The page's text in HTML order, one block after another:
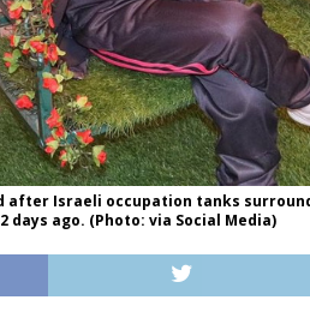
after Israeli occupation tanks
ago. (Photo: via Social Media)